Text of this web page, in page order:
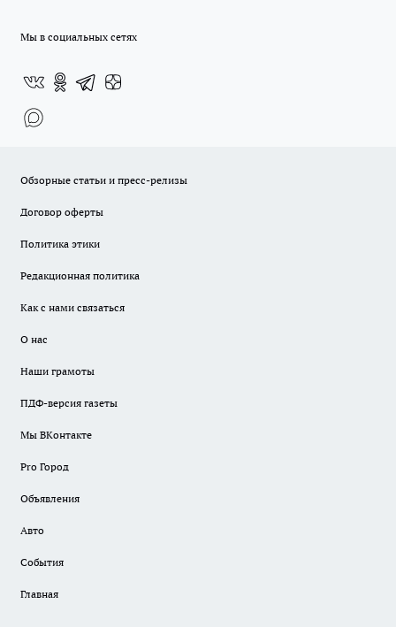
Мы в социальных сетях
Обзорные статьи и пресс-релизы
Договор оферты
Политика этики
Редакционная политика
Как с нами связаться
О нас
Наши грамоты
ПДФ-версия газеты
Мы ВКонтакте
Pro Город
Объявления
Авто
События
Главная